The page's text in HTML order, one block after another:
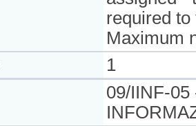
required
Maximum
1
09/IINF-05